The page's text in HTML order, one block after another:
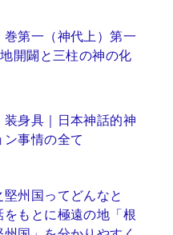
巻第一（神代上）第一
開闢と三柱の神の化
身具｜日本神話的神
事情の全て
州国ってどんなと
をもとに極遠の地「根